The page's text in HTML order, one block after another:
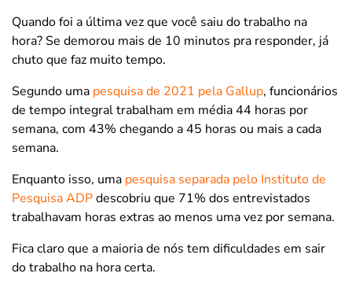
Quando foi a última vez que você saiu do trabalho na
hora? Se demorou mais de 10 minutos pra responder, já
chuto que faz muito tempo.
Segundo uma pesquisa de 2021 pela Gallup, funcionários
de tempo integral trabalham em média 44 horas por
semana, com 43% chegando a 45 horas ou mais a cada
semana.
Enquanto isso, uma pesquisa separada pelo Instituto de
Pesquisa ADPdescobriu que 71% dos entrevistados
trabalhavam horas extras ao menos uma vez por semana.
Fica claro que a maioria de nós tem dificuldades em sair
do trabalho na hora certa.